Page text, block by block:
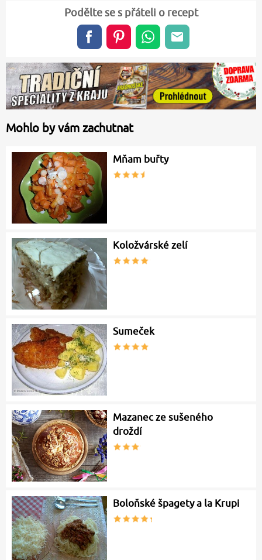
Podělte se s přáteli o recept
Mohlo by vám zachutnat
Mňam buřty
Koložvárské zelí
Sumeček
Mazanec ze sušeného
droždí
Boloňské špagety a la Krupi